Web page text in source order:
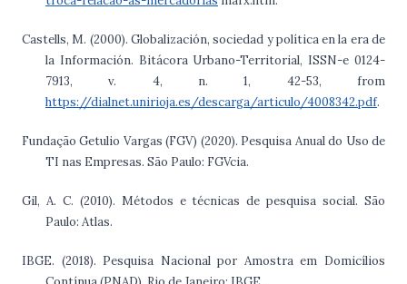
Castells, M. (2000). Globalización, sociedad y política en la era de
la Información. Bitácora Urbano-Territorial, ISSN-e 0124-
7913, v. 4, n. 1, 42-53, from
https://dialnet.unirioja.es/descarga/articulo/4008342.pdf.
Fundação Getulio Vargas (FGV) (2020). Pesquisa Anual do Uso de
TI nas Empresas. São Paulo: FGVcia.
Gil, A. C. (2010). Métodos e técnicas de pesquisa social. São
Paulo: Atlas.
IBGE. (2018). Pesquisa Nacional por Amostra em Domicílios